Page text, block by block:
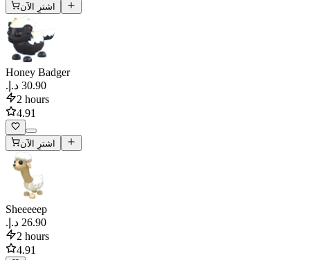
اشترِ الآن
Honey Badger
2 hours
4.91
اشترِ الآن
Sheeeeep
2 hours
4.91